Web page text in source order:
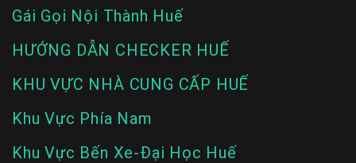
Gái Gọi Nội Thành Huế
HƯỚNG DẪN CHECKER HUẾ
KHU VỰC NHÀ CUNG CẤP HUẾ
Khu Vực Phía Nam
Khu Vực Bến Xe-Đại Học Huế